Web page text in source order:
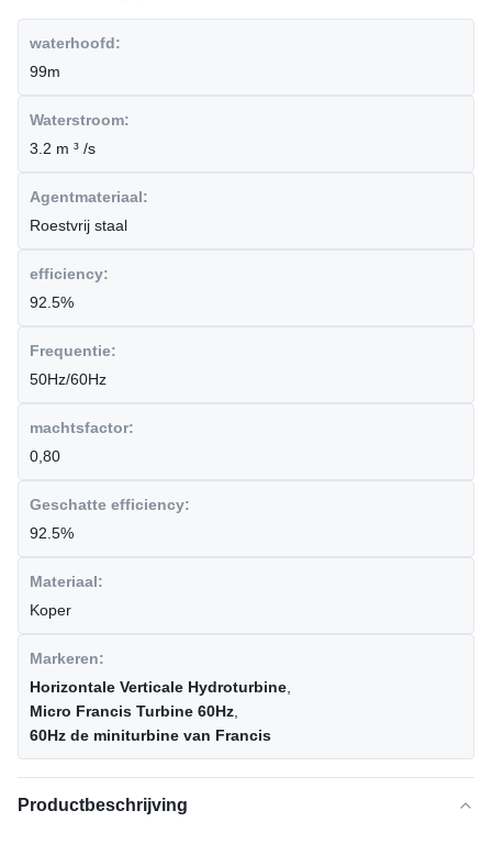
waterhoofd:
99m
Waterstroom:
3.2 m ³ /s
Agentmateriaal:
Roestvrij staal
efficiency:
92.5%
Frequentie:
50Hz/60Hz
machtsfactor:
0,80
Geschatte efficiency:
92.5%
Materiaal:
Koper
Markeren:
Horizontale Verticale Hydroturbine
Micro Francis Turbine 60Hz
60Hz de miniturbine van Francis
Productbeschrijving